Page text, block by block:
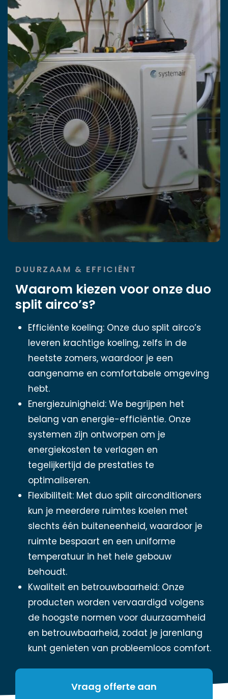
DUURZAAM & EFFICIËNT
Waarom kiezen voor onze duo
split airco’s?
Efficiënte koeling: Onze duo split airco’s
leveren krachtige koeling, zelfs in de
heetste zomers, waardoor je een
aangename en comfortabele omgeving
hebt.
Energiezuinigheid: We begrijpen het
belang van energie-efficiëntie. Onze
systemen zijn ontworpen om je
energiekosten te verlagen en
tegelijkertijd de prestaties te
optimaliseren.
Flexibiliteit: Met duo split airconditioners
kun je meerdere ruimtes koelen met
slechts één buiteneenheid, waardoor je
ruimte bespaart en een uniforme
temperatuur in het hele gebouw
behoudt.
Kwaliteit en betrouwbaarheid: Onze
producten worden vervaardigd volgens
de hoogste normen voor duurzaamheid
en betrouwbaarheid, zodat je jarenlang
kunt genieten van probleemloos comfort.
Vraag offerte aan